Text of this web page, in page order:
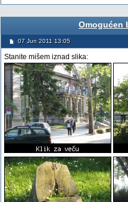
Omogućen
07 Jun 2011 13:05
Stanite mišem iznad slika: